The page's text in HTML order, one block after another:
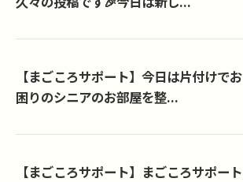
【まごころサポート】今日は片付けでお
困りのシニアのお部屋を整...
【まごころサポート】まごころサポート